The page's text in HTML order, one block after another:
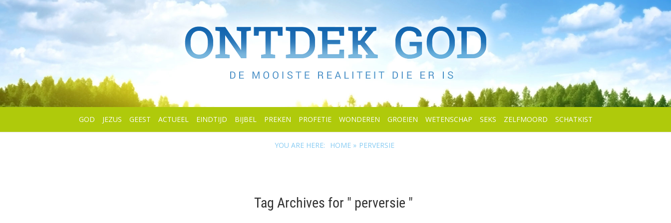
GOD JEZUS GEEST ACTUEEL EINDTIJD BIJBEL PREKEN PROFETIE WONDEREN GROEIEN WETENSCHAP SEKS ZELFMOORD SCHATKIST
YOU ARE HERE: HOME » PERVERSIE
Tag Archives for " perversie "